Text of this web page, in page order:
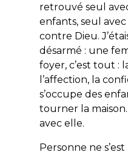
retrouvé seul
enfants, seul
contre Dieu.
désarmé : une
foyer, c’est tout :
l’affection, la
s’occupe des
tourner la
avec elle.
Personne ne